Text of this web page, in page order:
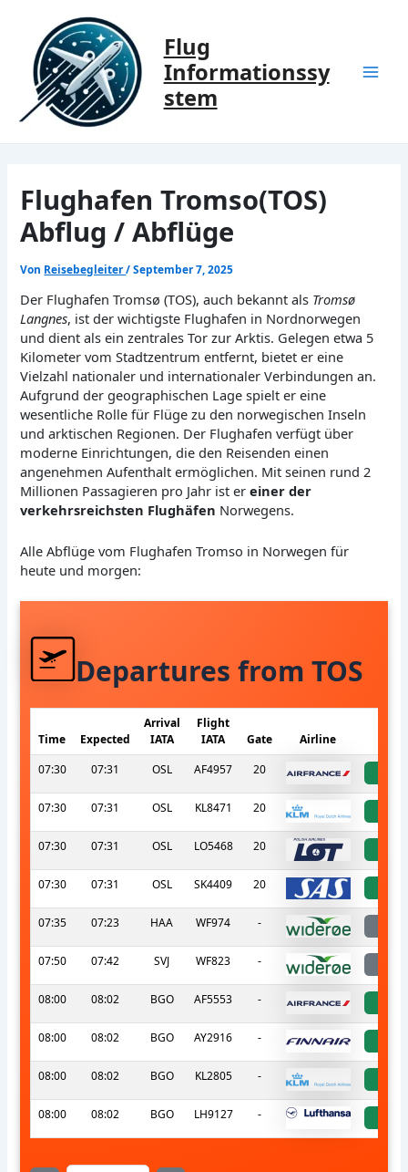
springen
Flug
Informationssy
stem
Flughafen Tromso(TOS)
Abflug / Abflüge
Von Reisebegleiter/September 7, 2025
Der Flughafen Tromsø (TOS), auch bekannt als Tromsø
Langnes, ist der wichtigste Flughafen in Nordnorwegen
und dient als ein zentrales Tor zur Arktis. Gelegen etwa 5
Kilometer vom Stadtzentrum entfernt, bietet er eine
Vielzahl nationaler und internationaler Verbindungen an.
Aufgrund der geographischen Lage spielt er eine
wesentliche Rolle für Flüge zu den norwegischen Inseln
und arktischen Regionen. Der Flughafen verfügt über
moderne Einrichtungen, die den Reisenden einen
angenehmen Aufenthalt ermöglichen. Mit seinen rund 2
Millionen Passagieren pro Jahr ist ereiner der
verkehrsreichsten Flughäfen Norwegens.
Alle Abflüge vom Flughafen Tromso in Norwegen für
heute und morgen:
Departures from TOS
Time Expected
Arrival
IATA
Flight
IATA
Gate Airline
07:30
07:31 OSL AF4957 20
07:30 07:31 OSL KL8471 20
07:30 07:31 OSL LO5468 20
07:30 07:31 OSL SK4409 20
07:35 07:23 HAA WF974 -
07:50 07:42 SVJ WF823 -
08:00 08:02 BGO AF5553 -
08:00 08:02 BGO AY2916 -
08:00 08:02 BGO KL2805 -
08:00 08:02 BGO LH9127 -